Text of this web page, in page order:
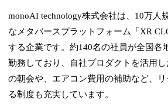
monoAI technology株式会社は、10万人
なメタバースプラットフォーム「XR
する企業です。約140名の社員が全国各
勤務しており、自社プロダクトを活用
の朝会や、エアコン費用の補助など、リ
る制度も充実しています。